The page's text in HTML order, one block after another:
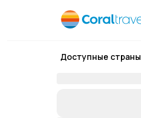
Доступные страны